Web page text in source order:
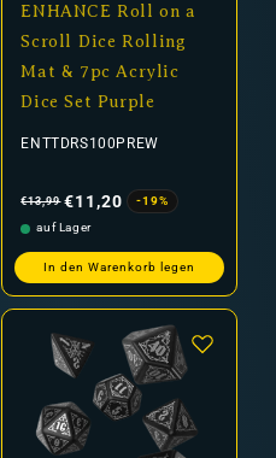
ENHANCE Roll on a
Scroll Dice Rolling
Mat & 7pc Acrylic
Dice Set Purple
ENTTDRS100PREW
Preis
€13,99 €11,20
-19%
auf Lager
In den Warenkorb legen